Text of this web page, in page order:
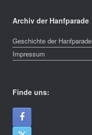
Archiv der Hanfparade
Geschichte der Hanfparade
Impressum
Finde uns: